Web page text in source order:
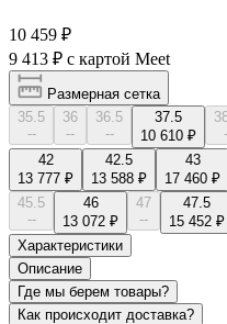
10 459 ₽
9 413 ₽ с картой Meet
Размерная сетка
35.5
--
36
--
36.5
--
37.5
10 610 ₽
42
13 777 ₽
42.5
13 588 ₽
43
17 460 ₽
45.5
--
46
13 072 ₽
47
--
47.5
15 452 ₽
Характеристики
Описание
Где мы берем товары?
Как происходит доставка?